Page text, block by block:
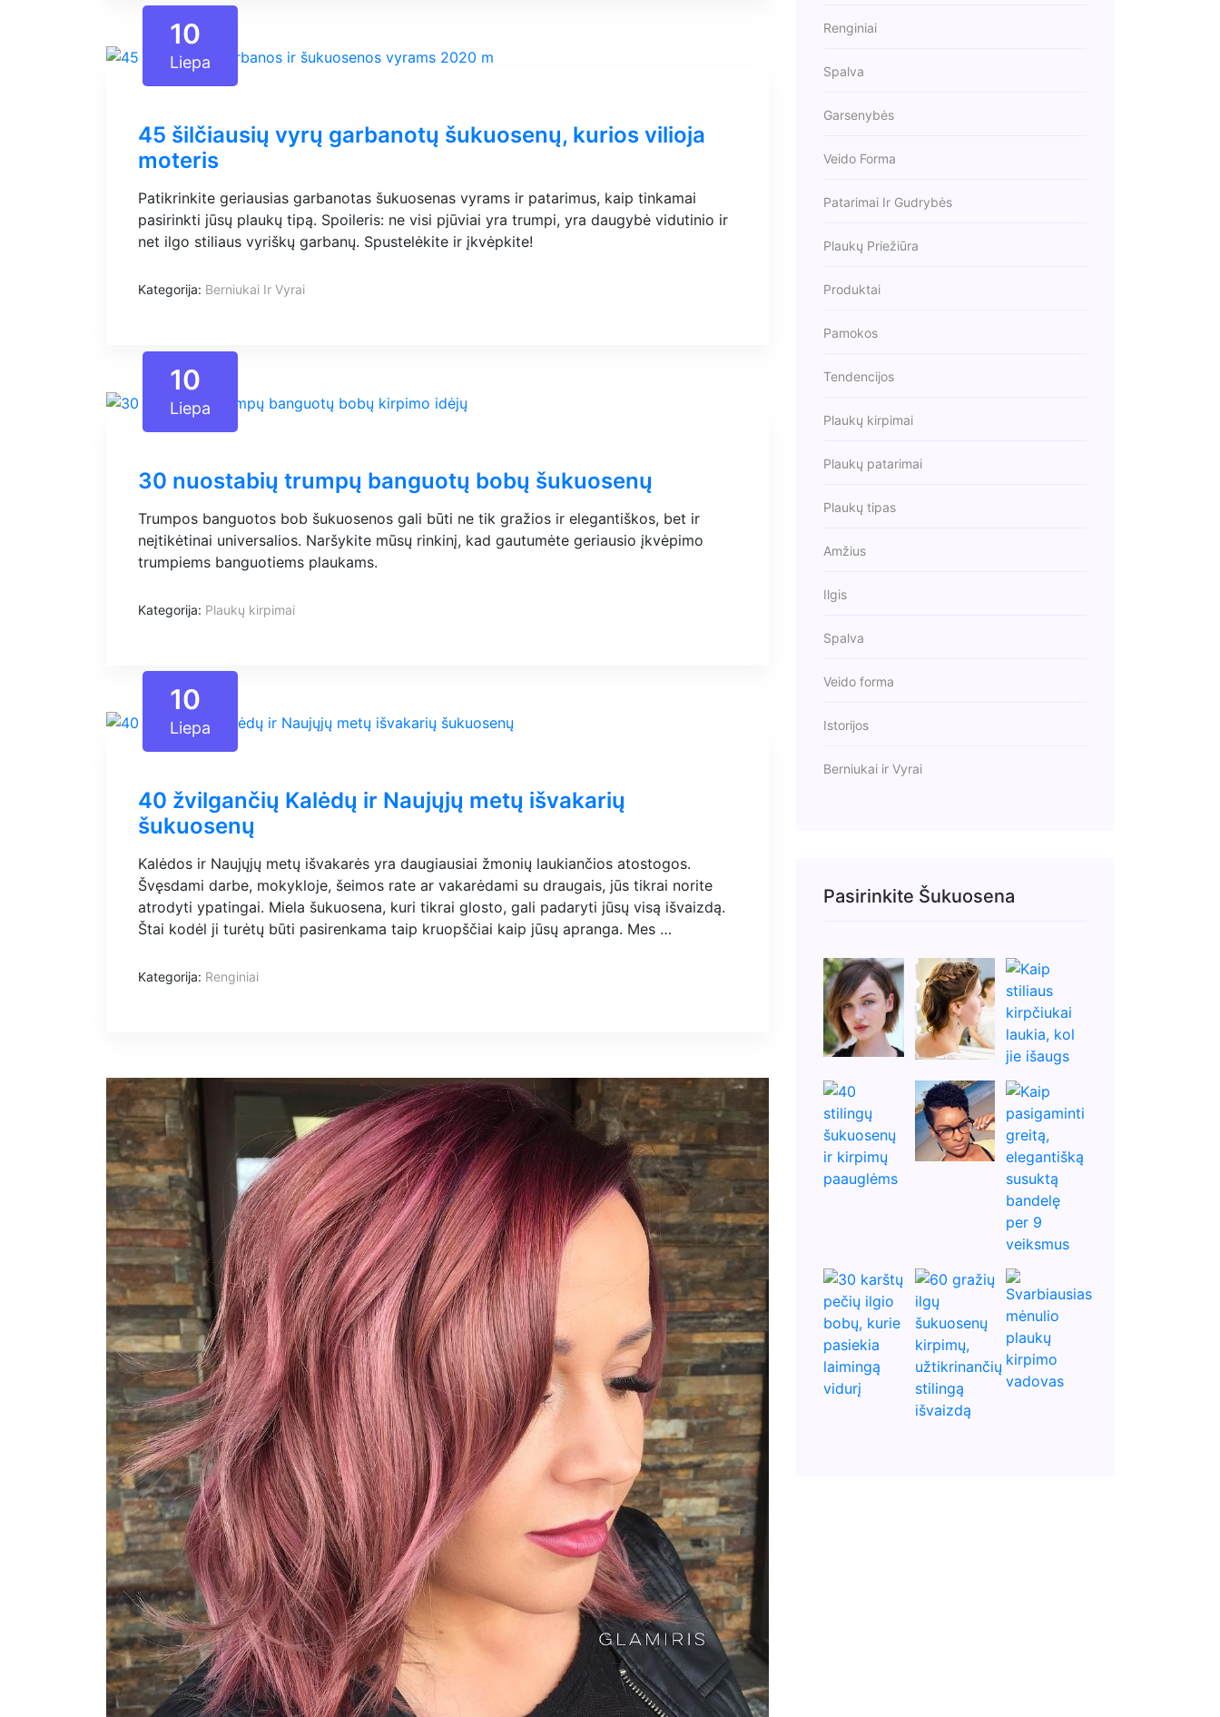
10
Liepa
45 šilčiausių vyrų garbanotų šukuosenų, kurios vilioja
moteris
Patikrinkite geriausias garbanotas šukuosenas vyrams ir patarimus, kaip tinkamai
pasirinkti jūsų plaukų tipą. Spoileris: ne visi pjūviai yra trumpi, yra daugybė vidutinio ir
net ilgo stiliaus vyriškų garbanų. Spustelėkite ir įkvėpkite!
Kategorija: Berniukai Ir Vyrai
10
Liepa
30 nuostabių trumpų banguotų bobų šukuosenų
Trumpos banguotos bob šukuosenos gali būti ne tik gražios ir elegantiškos, bet ir
neįtikėtinai universalios. Naršykite mūsų rinkinį, kad gautumėte geriausio įkvėpimo
trumpiems banguotiems plaukams.
Kategorija: Plaukų kirpimai
10
Liepa
40 žvilgančių Kalėdų ir Naujųjų metų išvakarių
šukuosenų
Kalėdos ir Naujųjų metų išvakarės yra daugiausiai žmonių laukiančios atostogos.
Švęsdami darbe, mokykloje, šeimos rate ar vakarėdami su draugais, jūs tikrai norite
atrodyti ypatingai. Miela šukuosena, kuri tikrai glosto, gali padaryti jūsų visą išvaizdą.
Štai kodėl ji turėtų būti pasirenkama taip kruopščiai kaip jūsų apranga. Mes …
Kategorija: Renginiai
Renginiai
Spalva
Garsenybės
Veido Forma
Patarimai Ir Gudrybės
Plaukų Priežiūra
Produktai
Pamokos
Tendencijos
Plaukų kirpimai
Plaukų patarimai
Plaukų tipas
Amžius
Ilgis
Spalva
Veido forma
Istorijos
Berniukai ir Vyrai
Pasirinkite Šukuosena